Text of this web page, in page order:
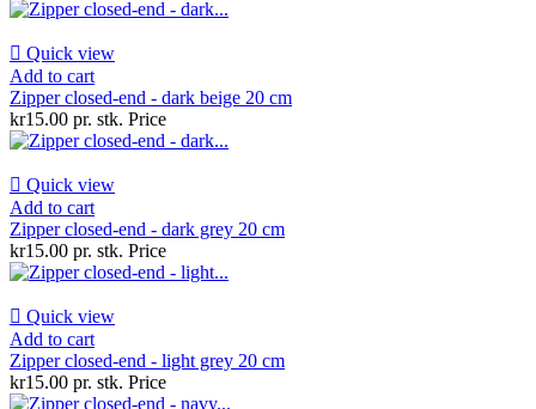
 Quick view
Add to cart
Zipper closed-end - dark beige 20 cm
kr15.00 pr. stk. Price
 Quick view
Add to cart
Zipper closed-end - dark grey 20 cm
kr15.00 pr. stk. Price
 Quick view
Add to cart
Zipper closed-end - light grey 20 cm
kr15.00 pr. stk. Price